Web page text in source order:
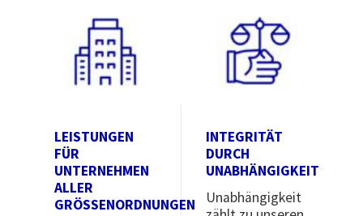
LEISTUNGEN
FÜR
UNTERNEHMEN
ALLER
GRÖSSENORDNUNGEN
INTEGRITÄT
DURCH
UNABHÄNGIGKEIT
Unabhängigkeit